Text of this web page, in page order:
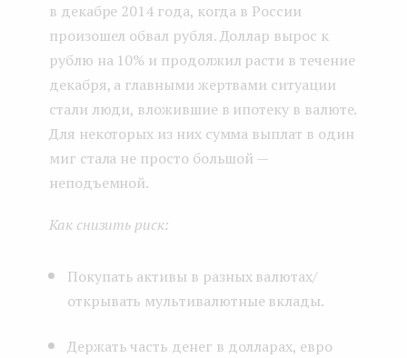
в декабре 2014 года, когда в России
произошел обвал рубля. Доллар вырос к
рублю на 10% и продолжил расти в течение
декабря, а главными жертвами ситуации
стали люди, вложившие в ипотеку в валюте.
Для некоторых из них сумма выплат в один
миг стала не просто большой —
неподъемной.
Как снизить риск:
Покупать активы в разных валютах/
открывать мультивалютные вклады.
Держать часть денег в долларах, евро